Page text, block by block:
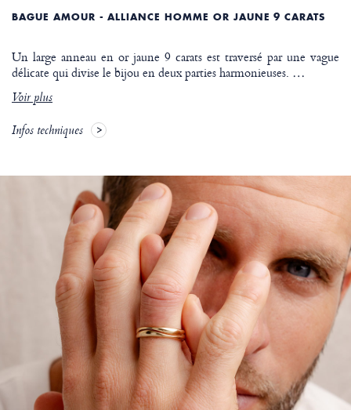
BAGUE AMOUR - ALLIANCE HOMME OR JAUNE 9 CARATS
Un large anneau en or jaune 9 carats est traversé par une vague
délicate qui divise le bijou en deux parties harmonieuses. …
Voir plus
Infos techniques